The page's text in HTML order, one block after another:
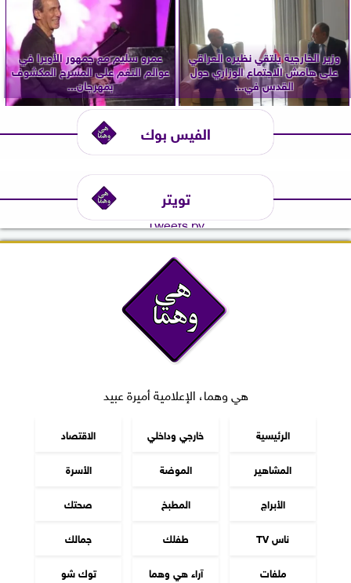
وزير الخارجية يلتقي نظيره العراقي
على هامش الاجتماع الوزاري حول
القدس في...
عمرو سليم مع جمهور الأوبرا في
عوالم النغم على المسرح المكشوف
بمهرجان...
الفيس بوك
تويتر
Tweets by
هي وهما، الإعلامية أميرة عبيد
الرئيسية خارجي وداخلي
الاقتصاد
المشاهير
الموضة
الأسرة
الأبراج
المطبخ
صحتك
ناس TV
طفلك
جمالك
ملفات
آراء هي وهما توك شو